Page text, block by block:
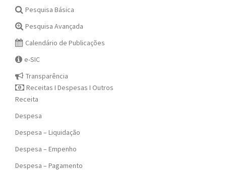
Pesquisa Básica
Pesquisa Avançada
Calendário de Publicações
e-SIC
Transparência
Receitas I Despesas I Outros
Receita
Despesa
Despesa – Liquidação
Despesa – Empenho
Despesa – Pagamento